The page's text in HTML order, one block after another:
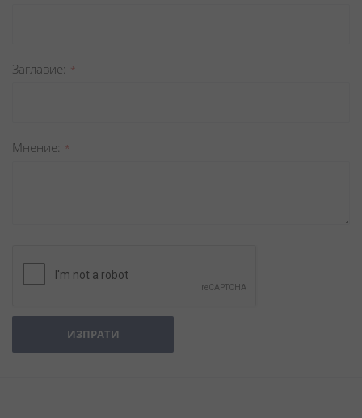
Заглавиe
Мнение
ИЗПРАТИ